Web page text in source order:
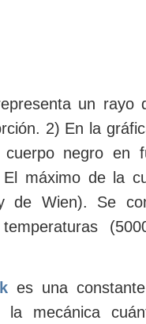
un rayo
2) En la
cuerpo negro en
El máximo de la
de Wien). Se
es una
mecánica